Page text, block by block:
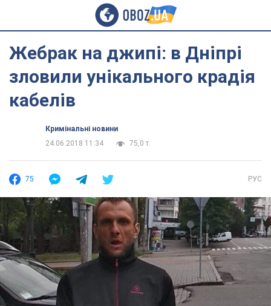
Жебрак на джипі: в Дніпрі
зловили унікального крадія
кабелів
Кримінальні новини
24.06.2018 11:34
75,0 т.
75 РУС